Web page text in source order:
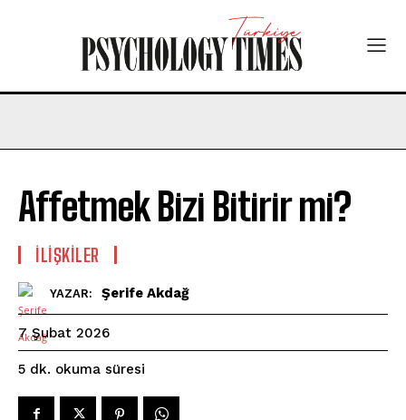
Affetmek Bizi Bitirir mi?
İLIŞKILER
YAZAR: Şerife Akdağ
7 Şubat 2026
5 dk. okuma süresi